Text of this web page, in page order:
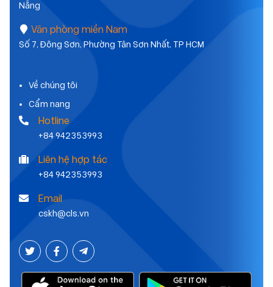
Nẵng
Văn phòng miền Nam
Số 7, Đông Sơn, Phường Tân Sơn Nhất, TP HCM
Về chúng tôi
Cẩm nang
Hotline
+84 942353993
Liên hệ hợp tác
+84 942353993
Email
cskh@cls.vn